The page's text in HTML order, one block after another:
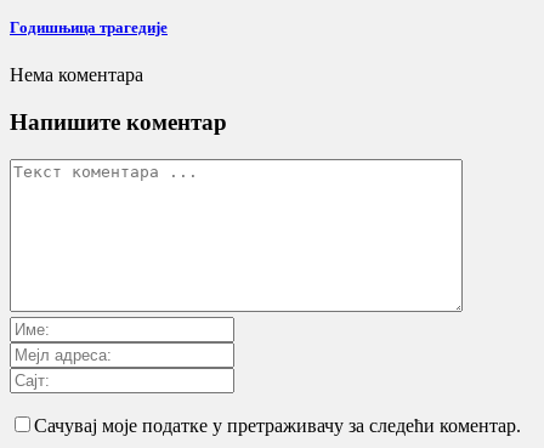
Гoдишњицa трaгeдиje
Нема коментара
Напишите коментар
Сачувај моје податке у претраживачу за следећи коментар.